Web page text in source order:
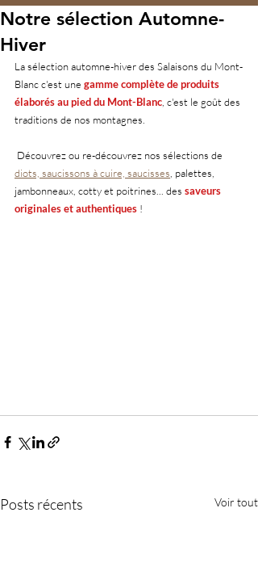
Notre sélection Automne-
Hiver
La sélection automne-hiver des Salaisons du Mont-
Blanc c'est une gamme complète de produits
élaborés au pied du Mont-Blanc , c'est le goût des
traditions de nos montagnes.
Découvrez ou re-découvrez nos sélections de
diots, saucissons à cuire, saucisses , palettes,
jambonneaux, cotty et poitrines... des saveurs
originales et authentiques !
Posts récents Voir tout